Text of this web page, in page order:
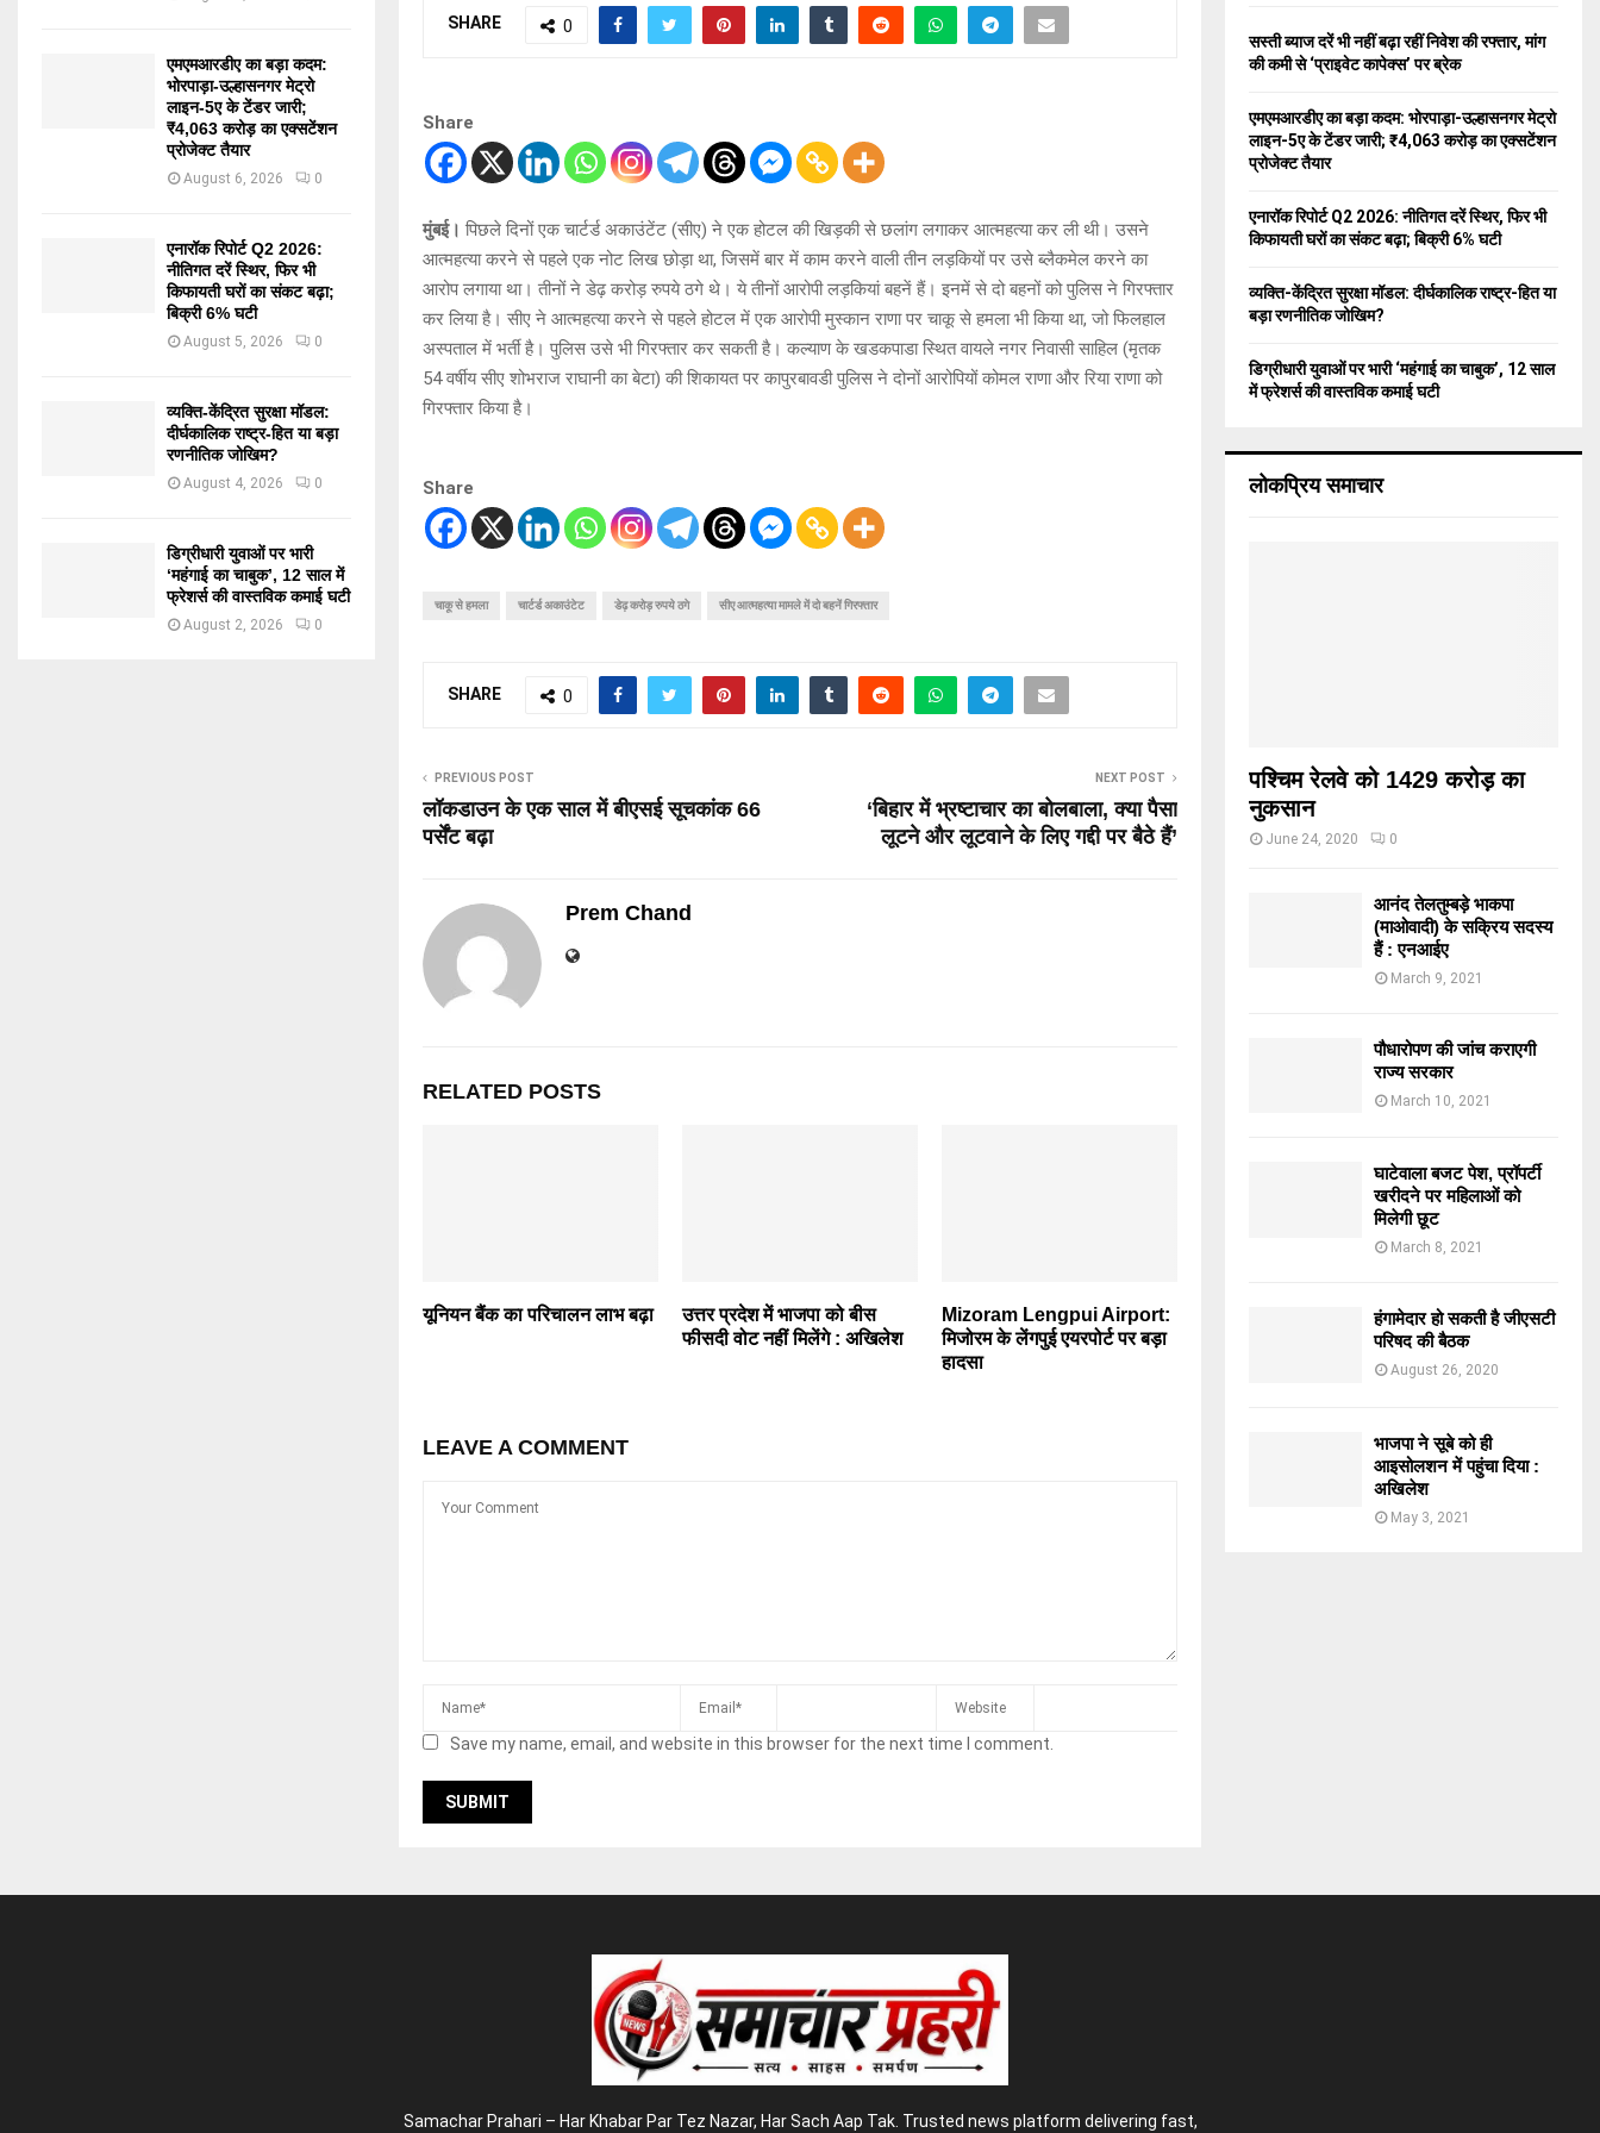
SHARE 0
Share
मुंबई। पिछले दिनों एक चार्टर्ड अकाउंटेंट (सीए) ने एक होटल की खिड़की से छलांग लगाकर आत्महत्या कर ली थी। उसने
आत्महत्या करने से पहले एक नोट लिख छोड़ा था, जिसमें बार में काम करने वाली तीन लड़कियों पर उसे ब्लैकमेल करने का
आरोप लगाया था। तीनों ने डेढ़ करोड़ रुपये ठगे थे। ये तीनों आरोपी लड़कियां बहनें हैं। इनमें से दो बहनों को पुलिस ने गिरफ्तार
कर लिया है। सीए ने आत्महत्या करने से पहले होटल में एक आरोपी मुस्कान राणा पर चाकू से हमला भी किया था, जो फिलहाल
अस्पताल में भर्ती है। पुलिस उसे भी गिरफ्तार कर सकती है। कल्याण के खडकपाडा स्थित वायले नगर निवासी साहिल (मृतक
54 वर्षीय सीए शोभराज राघानी का बेटा) की शिकायत पर कापुरबावडी पुलिस ने दोनों आरोपियों कोमल राणा और रिया राणा को
गिरफ्तार किया है।
Share
चाकू से हमला चार्टर्ड अकाउंटेट डेढ़ करोड़ रुपये ठगे सीए आत्महत्या मामले में दो बहनें गिरफ्तार
SHARE 0
PREVIOUS POST
लॉकडाउन के एक साल में बीएसई सूचकांक 66
पर्सेंट बढ़ा
NEXT POST
‘बिहार में भ्रष्टाचार का बोलबाला, क्या पैसा
लूटने और लूटवाने के लिए गद्दी पर बैठे हैं’
Prem Chand
RELATED POSTS
यूनियन बैंक का परिचालन लाभ बढ़ा
उत्तर प्रदेश में भाजपा को बीस
फीसदी वोट नहीं मिलेंगे : अखिलेश
Mizoram Lengpui Airport:
मिजोरम के लेंगपुई एयरपोर्ट पर बड़ा
हादसा
LEAVE A COMMENT
Save my name, email, and website in this browser for the next time I comment.
एमएमआरडीए का बड़ा कदम:
भोरपाड़ा-उल्हासनगर मेट्रो
लाइन-5ए के टेंडर जारी;
₹4,063 करोड़ का एक्सटेंशन
प्रोजेक्ट तैयार
August 6, 2026 0
एनारॉक रिपोर्ट Q2 2026:
नीतिगत दरें स्थिर, फिर भी
किफायती घरों का संकट बढ़ा;
बिक्री 6% घटी
August 5, 2026 0
व्यक्ति-केंद्रित सुरक्षा मॉडल:
दीर्घकालिक राष्ट्र-हित या बड़ा
रणनीतिक जोखिम?
August 4, 2026 0
डिग्रीधारी युवाओं पर भारी
‘महंगाई का चाबुक’, 12 साल में
फ्रेशर्स की वास्तविक कमाई घटी
August 2, 2026 0
o
r
C
सस्ती ब्याज दरें भी नहीं बढ़ा रहीं निवेश की रफ्तार, मांग
की कमी से ‘प्राइवेट कापेक्स’ पर ब्रेक
एमएमआरडीए का बड़ा कदम: भोरपाड़ा-उल्हासनगर मेट्रो
लाइन-5ए के टेंडर जारी; ₹4,063 करोड़ का एक्सटेंशन
प्रोजेक्ट तैयार
एनारॉक रिपोर्ट Q2 2026: नीतिगत दरें स्थिर, फिर भी
किफायती घरों का संकट बढ़ा; बिक्री 6% घटी
व्यक्ति-केंद्रित सुरक्षा मॉडल: दीर्घकालिक राष्ट्र-हित या
बड़ा रणनीतिक जोखिम?
डिग्रीधारी युवाओं पर भारी ‘महंगाई का चाबुक’, 12 साल
में फ्रेशर्स की वास्तविक कमाई घटी
लोकप्रिय समाचार
पश्चिम रेलवे को 1429 करोड़ का
नुकसान
June 24, 2020 0
आनंद तेलतुम्बड़े भाकपा
(माओवादी) के सक्रिय सदस्य
हैं : एनआईए
March 9, 2021
पौधारोपण की जांच कराएगी
राज्य सरकार
March 10, 2021
घाटेवाला बजट पेश, प्रॉपर्टी
खरीदने पर महिलाओं को
मिलेगी छूट
March 8, 2021
हंगामेदार हो सकती है जीएसटी
परिषद की बैठक
August 26, 2020
भाजपा ने सूबे को ही
आइसोलशन में पहुंचा दिया :
अखिलेश
May 3, 2021
Samachar Prahari – Har Khabar Par Tez Nazar, Har Sach Aap Tak. Trusted news platform delivering fast,